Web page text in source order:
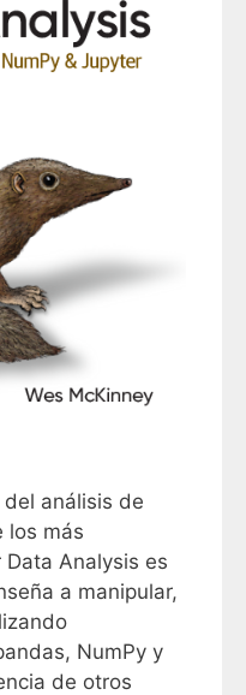
análisis de
los más
Analysis es
a manipular,
NumPy y
de otros